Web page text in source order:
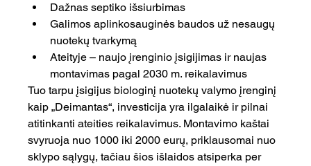
Dažnas septiko išsiurbimas
Galimos aplinkosauginės baudos už nesaugų
nuotekų tvarkymą
Ateityje – naujo įrenginio įsigijimas ir naujas
montavimas pagal 2030 m. reikalavimus
Tuo tarpu įsigijus biologinį nuotekų valymo įrenginį
kaip „Deimantas“, investicija yra ilgalaikė ir pilnai
atitinkanti ateities reikalavimus. Montavimo kaštai
svyruoja nuo 1000 iki 2000 eurų, priklausomai nuo
sklypo sąlygų, tačiau šios išlaidos atsiperka per